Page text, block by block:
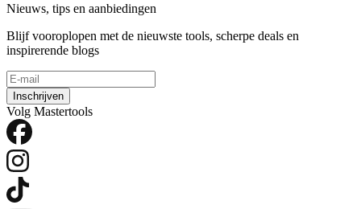
Nieuws, tips en aanbiedingen
Blijf vooroplopen met de nieuwste tools, scherpe deals en
inspirerende blogs
Inschrijven
Volg Mastertools